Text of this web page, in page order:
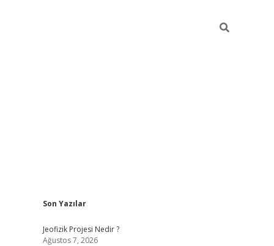
Sidebar
Son Yazılar
Jeofizik Projesi Nedir ?
Ağustos 7, 2026
grandoperabet giriş